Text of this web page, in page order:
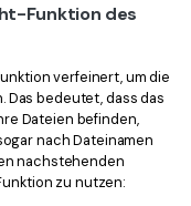
Funktion des
verfeinert, um die
Das bedeutet, dass das
Dateien befinden,
nach Dateinamen
nachstehenden
zu nutzen: